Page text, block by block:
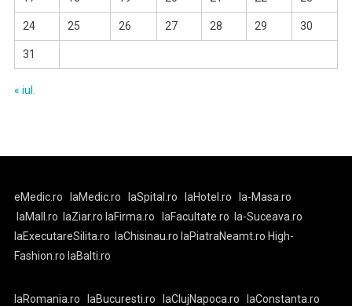
24 25 26 27 28 29 30
31
« iul.
eMedic.ro laMedic.ro laSpital.ro laHotel.ro
la-Masa.ro
laMall.ro
laZiar.ro laFirma.ro laFacultate.ro
la-Suceava.ro
laExecutareSilita.ro
laChisinau.ro laPiatraNeamt.ro High-
Fashion.ro laBalti.ro
laRomania.ro laBucuresti.ro laClujNapoca.ro
laConstanta.ro